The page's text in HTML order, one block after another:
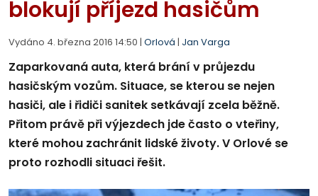
blokují příjezd hasičům
Vydáno 4. března 2016 14:50 | Orlová | Jan Varga
Zaparkovaná auta, která brání v průjezdu
hasičským vozům. Situace, se kterou se nejen
hasiči, ale i řidiči sanitek setkávají zcela běžně.
Přitom právě při výjezdech jde často o vteřiny,
které mohou zachránit lidské životy. V Orlové se
proto rozhodli situaci řešit.